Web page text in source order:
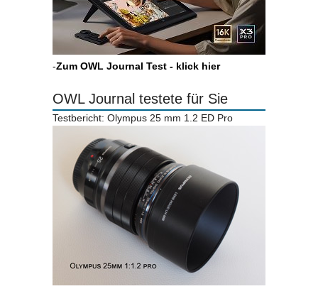
-Zum OWL Journal Test - klick hier
OWL Journal testete für Sie
Testbericht: Olympus 25 mm 1.2 ED Pro